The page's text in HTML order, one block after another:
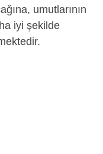
umutlarının
iyi şekilde